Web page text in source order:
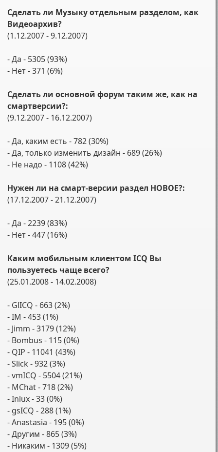
Сделать ли Музыку отдельным разделом, как
Видеоархив?
(1.12.2007 - 9.12.2007)
- Да - 5305 (93%)
- Нет - 371 (6%)
Сделать ли основной форум таким же, как на
смартверсии?:
(9.12.2007 - 16.12.2007)
- Да, каким есть - 782 (30%)
- Да, только изменить дизайн - 689 (26%)
- Не надо - 1108 (42%)
Нужен ли на смарт-версии раздел НОВОЕ?:
(17.12.2007 - 21.12.2007)
- Да - 2239 (83%)
- Нет - 447 (16%)
Каким мобильным клиентом ICQ Вы
пользуетесь чаще всего?
(25.01.2008 - 14.02.2008)
- GlICQ - 663 (2%)
- IM - 453 (1%)
- Jimm - 3179 (12%)
- Bombus - 115 (0%)
- QIP - 11041 (43%)
- Slick - 932 (3%)
- vmICQ - 5504 (21%)
- MChat - 718 (2%)
- Inlux - 33 (0%)
- gsICQ - 288 (1%)
- Anastasia - 195 (0%)
- Другим - 865 (3%)
- Никаким - 1309 (5%)